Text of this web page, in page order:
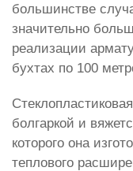
большинстве
значительно
реализации
бухтах по 100
болгаркой и
которого она
теплового